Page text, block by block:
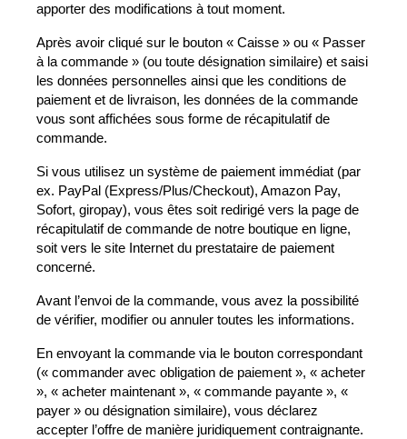
apporter des modifications à tout moment.
Après avoir cliqué sur le bouton « Caisse » ou « Passer
à la commande » (ou toute désignation similaire) et saisi
les données personnelles ainsi que les conditions de
paiement et de livraison, les données de la commande
vous sont affichées sous forme de récapitulatif de
commande.
Si vous utilisez un système de paiement immédiat (par
ex. PayPal (Express/Plus/Checkout), Amazon Pay,
Sofort, giropay), vous êtes soit redirigé vers la page de
récapitulatif de commande de notre boutique en ligne,
soit vers le site Internet du prestataire de paiement
concerné.
Avant l’envoi de la commande, vous avez la possibilité
de vérifier, modifier ou annuler toutes les informations.
En envoyant la commande via le bouton correspondant
(« commander avec obligation de paiement », « acheter
», « acheter maintenant », « commande payante », «
payer » ou désignation similaire), vous déclarez
accepter l’offre de manière juridiquement contraignante.